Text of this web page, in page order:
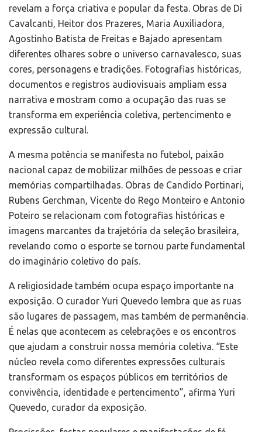
revelam a força criativa e popular da festa. Obras de Di
Cavalcanti, Heitor dos Prazeres, Maria Auxiliadora,
Agostinho Batista de Freitas e Bajado apresentam
diferentes olhares sobre o universo carnavalesco, suas
cores, personagens e tradições. Fotografias históricas,
documentos e registros audiovisuais ampliam essa
narrativa e mostram como a ocupação das ruas se
transforma em experiência coletiva, pertencimento e
expressão cultural.
A mesma potência se manifesta no futebol, paixão
nacional capaz de mobilizar milhões de pessoas e criar
memórias compartilhadas. Obras de Candido Portinari,
Rubens Gerchman, Vicente do Rego Monteiro e Antonio
Poteiro se relacionam com fotografias históricas e
imagens marcantes da trajetória da seleção brasileira,
revelando como o esporte se tornou parte fundamental
do imaginário coletivo do país.
A religiosidade também ocupa espaço importante na
exposição. O curador Yuri Quevedo lembra que as ruas
são lugares de passagem, mas também de permanência.
É nelas que acontecem as celebrações e os encontros
que ajudam a construir nossa memória coletiva. “Este
núcleo revela como diferentes expressões culturais
transformam os espaços públicos em territórios de
convivência, identidade e pertencimento”, afirma Yuri
Quevedo, curador da exposição.